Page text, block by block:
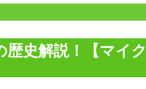
史解説！【マイ